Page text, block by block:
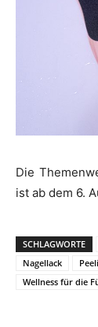
Die
ist ab dem 6.
SCHLAGWORTE
Nagellack
Wellness für die